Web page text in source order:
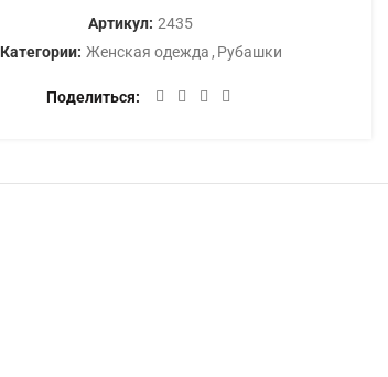
Артикул: 2435
Категории: Женская одежда , Рубашки
Поделиться